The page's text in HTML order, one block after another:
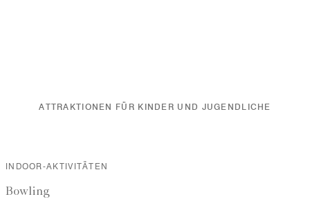
ATTRAKTIONEN FÜR KINDER UND JUGENDLICHE
INDOOR-AKTIVITÄTEN
Bowling